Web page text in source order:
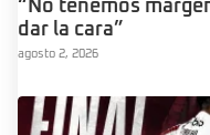
“No tenemos
dar la cara”
agosto 2, 2026